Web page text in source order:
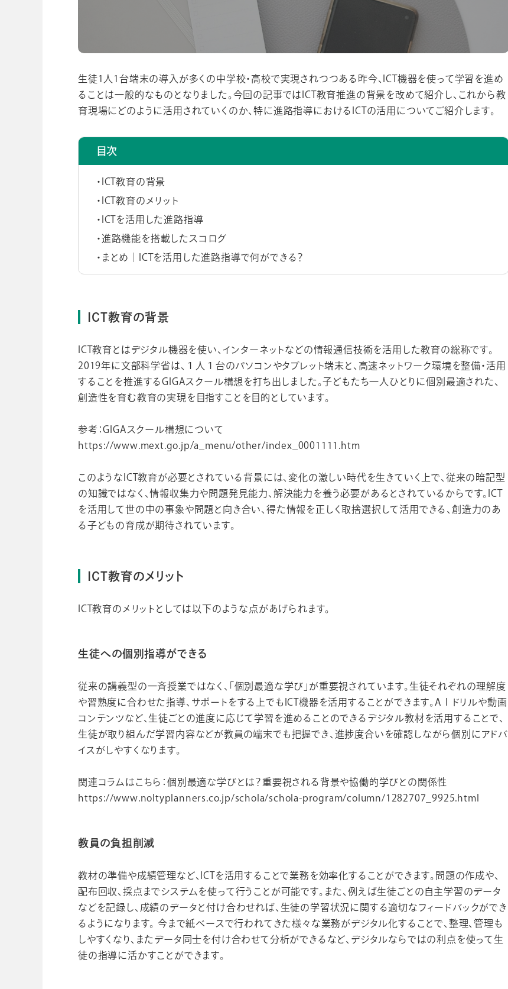
生徒1人1台端末の導入が多くの中学校・高校で実現されつつある昨今、ICT機器を使って学習を進め
ることは一般的なものとなりました。今回の記事ではICT教育推進の背景を改めて紹介し、これから教
育現場にどのように活用されていくのか、特に進路指導におけるICTの活用についてご紹介します。
目次
ICT教育の背景
ICT教育のメリット
ICTを活用した進路指導
進路機能を搭載したスコログ
まとめ│ICTを活用した進路指導で何ができる？
ICT教育の背景
ICT教育とはデジタル機器を使い、インターネットなどの情報通信技術を活用した教育の総称です。
2019年に文部科学省は、１人１台のパソコンやタブレット端末と、高速ネットワーク環境を整備・活用
することを推進するGIGAスクール構想を打ち出しました。子どもたち一人ひとりに個別最適された、
創造性を育む教育の実現を目指すことを目的としています。
参考：GIGAスクール構想について
https://www.mext.go.jp/a_menu/other/index_0001111.htm
このようなICT教育が必要とされている背景には、変化の激しい時代を生きていく上で、従来の暗記型
の知識ではなく、情報収集力や問題発見能力、解決能力を養う必要があるとされているからです。ICT
を活用して世の中の事象や問題と向き合い、得た情報を正しく取捨選択して活用できる、創造力のあ
る子どもの育成が期待されています。
ICT教育のメリット
ICT教育のメリットとしては以下のような点があげられます。
生徒への個別指導ができる
従来の講義型の一斉授業ではなく、「個別最適な学び」が重要視されています。生徒それぞれの理解度
や習熟度に合わせた指導、サポートをする上でもICT機器を活用することができます。AＩドリルや動画
コンテンツなど、生徒ごとの進度に応じて学習を進めることのできるデジタル教材を活用することで、
生徒が取り組んだ学習内容などが教員の端末でも把握でき、進捗度合いを確認しながら個別にアドバ
イスがしやすくなります。
関連コラムはこちら：個別最適な学びとは？重要視される背景や協働的学びとの関係性
https://www.noltyplanners.co.jp/schola/schola-program/column/1282707_9925.html
教員の負担削減
教材の準備や成績管理など、ICTを活用することで業務を効率化することができます。問題の作成や、
配布回収、採点までシステムを使って行うことが可能です。また、例えば生徒ごとの自主学習のデータ
などを記録し、成績のデータと付け合わせれば、生徒の学習状況に関する適切なフィードバックができ
るようになります。 今まで紙ベースで行われてきた様々な業務がデジタル化することで、整理、管理も
しやすくなり、またデータ同士を付け合わせて分析ができるなど、デジタルならではの利点を使って生
徒の指導に活かすことができます。